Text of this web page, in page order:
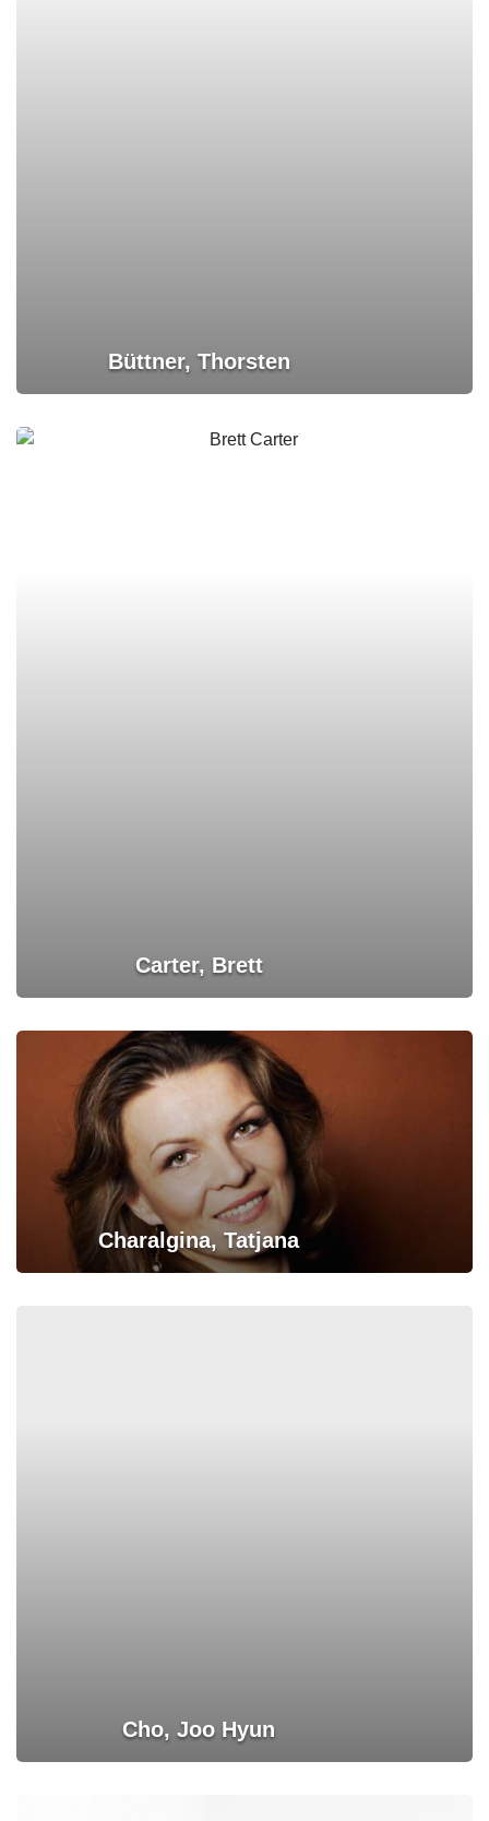
Büttner, Thorsten
Carter, Brett
Charalgina, Tatjana
Cho, Joo Hyun